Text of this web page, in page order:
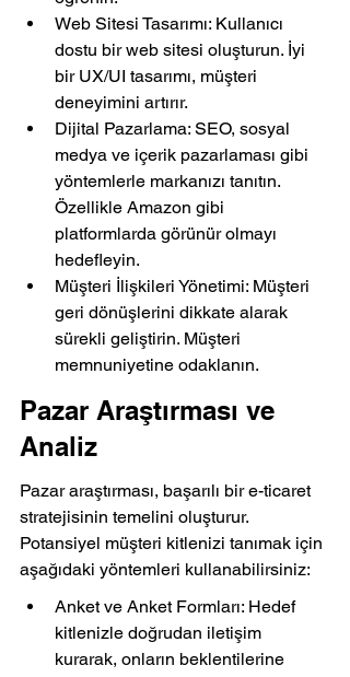
Web Sitesi Tasarımı: Kullanıcı
dostu bir web sitesi oluşturun. İyi
bir UX/UI tasarımı, müşteri
deneyimini artırır.
Dijital Pazarlama: SEO, sosyal
medya ve içerik pazarlaması gibi
yöntemlerle markanızı tanıtın.
Özellikle Amazon gibi
platformlarda görünür olmayı
hedefleyin.
Müşteri İlişkileri Yönetimi: Müşteri
geri dönüşlerini dikkate alarak
sürekli geliştirin. Müşteri
memnuniyetine odaklanın.
Pazar Araştırması ve
Analiz
Pazar araştırması, başarılı bir e-ticaret
stratejisinin temelini oluşturur.
Potansiyel müşteri kitlenizi tanımak için
aşağıdaki yöntemleri kullanabilirsiniz:
Anket ve Anket Formları: Hedef
kitlenizle doğrudan iletişim
kurarak, onların beklentilerine